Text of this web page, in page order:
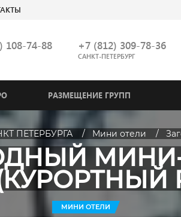
108-74-88 +7 (812) 309-78-36
САНКТ-ПЕТЕРБУРГ
РАЗМЕЩЕНИЕ ГРУПП
ПЕТЕРБУРГА Мини отели
МИНИ ОТЕЛИ